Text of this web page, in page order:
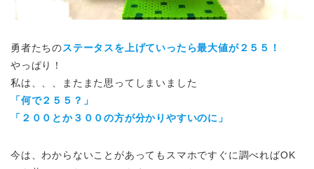
勇者たちのステータスを上げていったら最大値が２５５！
やっぱり！
私は、、、またまた思ってしまいました
「何で２５５？」
「２００とか３００の方が分かりやすいのに」
今は、わからないことがあってもスマホですぐに調べればOK